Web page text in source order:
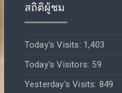
สถิติผู้ชม
Today's Visits: 1,403
Today's Visitors: 59
Yesterday's Visits: 849